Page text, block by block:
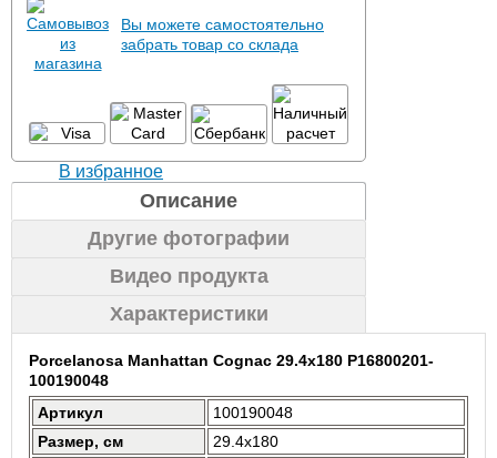
Вы можете самостоятельно
забрать товар со склада
В избранное
Описание
Другие фотографии
Видео продукта
Характеристики
Porcelanosa Manhattan Cognac 29.4x180 P16800201-
100190048
Артикул
100190048
Размер, см
29.4x180